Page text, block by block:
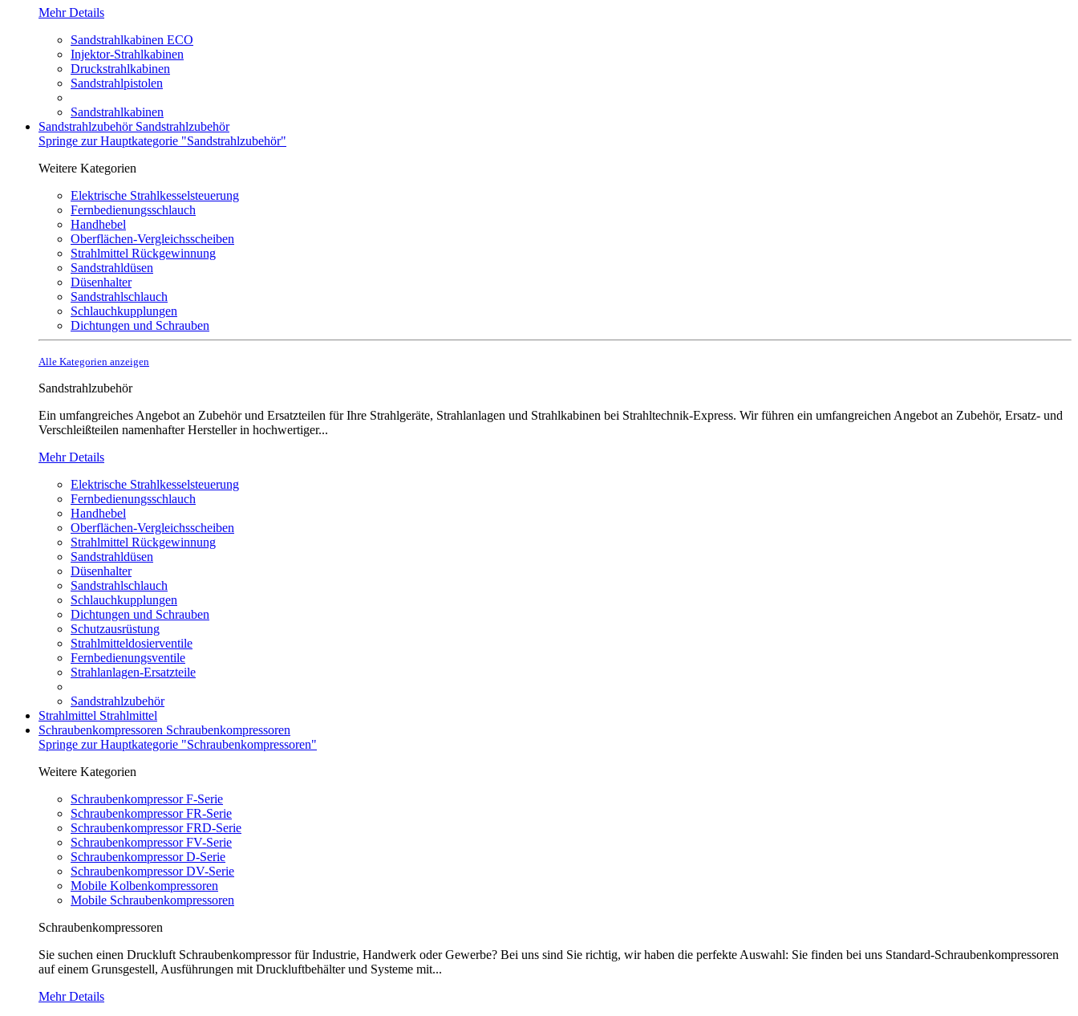
Mehr Details
Sandstrahlkabinen ECO
Injektor-Strahlkabinen
Druckstrahlkabinen
Sandstrahlpistolen
Sandstrahlkabinen
Sandstrahlzubehör Sandstrahlzubehör
Springe zur Hauptkategorie "Sandstrahlzubehör"
Weitere Kategorien
Elektrische Strahlkesselsteuerung
Fernbedienungsschlauch
Handhebel
Oberflächen-Vergleichsscheiben
Strahlmittel Rückgewinnung
Sandstrahldüsen
Düsenhalter
Sandstrahlschlauch
Schlauchkupplungen
Dichtungen und Schrauben
Alle Kategorien anzeigen
Sandstrahlzubehör
Ein umfangreiches Angebot an Zubehör und Ersatzteilen für Ihre Strahlgeräte, Strahlanlagen und Strahlkabinen bei Strahltechnik-Express. Wir führen ein umfangreichen Angebot an Zubehör, Ersatz- und
Verschleißteilen namenhafter Hersteller in hochwertiger...
Mehr Details
Elektrische Strahlkesselsteuerung
Fernbedienungsschlauch
Handhebel
Oberflächen-Vergleichsscheiben
Strahlmittel Rückgewinnung
Sandstrahldüsen
Düsenhalter
Sandstrahlschlauch
Schlauchkupplungen
Dichtungen und Schrauben
Schutzausrüstung
Strahlmitteldosierventile
Fernbedienungsventile
Strahlanlagen-Ersatzteile
Sandstrahlzubehör
Strahlmittel Strahlmittel
Schraubenkompressoren Schraubenkompressoren
Springe zur Hauptkategorie "Schraubenkompressoren"
Weitere Kategorien
Schraubenkompressor F-Serie
Schraubenkompressor FR-Serie
Schraubenkompressor FRD-Serie
Schraubenkompressor FV-Serie
Schraubenkompressor D-Serie
Schraubenkompressor DV-Serie
Mobile Kolbenkompressoren
Mobile Schraubenkompressoren
Schraubenkompressoren
Sie suchen einen Druckluft Schraubenkompressor für Industrie, Handwerk oder Gewerbe? Bei uns sind Sie richtig, wir haben die perfekte Auswahl: Sie finden bei uns Standard-Schraubenkompressoren
auf einem Grunsgestell, Ausführungen mit Druckluftbehälter und Systeme mit...
Mehr Details